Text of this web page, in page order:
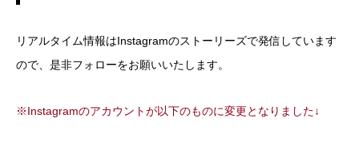
リアルタイム情報はInstagramのストーリーズで発信しています
ので、是非フォローをお願いいたします。
※Instagramのアカウントが以下のものに変更となりました↓